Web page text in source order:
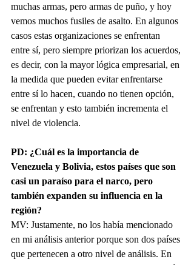
muchas armas, pero armas de puño, y hoy
vemos muchos fusiles de asalto. En algunos
casos estas organizaciones se enfrentan
entre sí, pero siempre priorizan los acuerdos,
es decir, con la mayor lógica empresarial, en
la medida que pueden evitar enfrentarse
entre sí lo hacen, cuando no tienen opción,
se enfrentan y esto también incrementa el
nivel de violencia.
PD: ¿Cuál es la importancia de
Venezuela y Bolivia, estos países que son
casi un paraíso para el narco, pero
también expanden su influencia en la
región?
MV: Justamente, no los había mencionado
en mi análisis anterior porque son dos países
que pertenecen a otro nivel de análisis. En